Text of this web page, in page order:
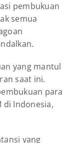
pembukuan
semua
yang mantul
saat ini.
para
di Indonesia,
yang